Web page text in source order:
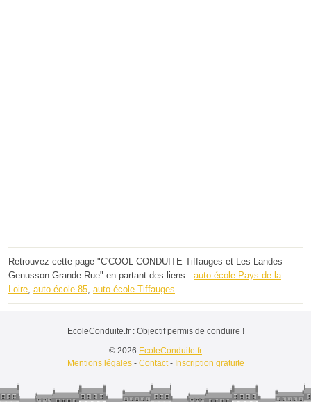
Retrouvez cette page "C'COOL CONDUITE Tiffauges et Les Landes
Genusson Grande Rue" en partant des liens : auto-école Pays de la
Loire, auto-école 85, auto-école Tiffauges.
EcoleConduite.fr : Objectif permis de conduire !
© 2026 EcoleConduite.fr
Mentions légales- Contact- Inscription gratuite